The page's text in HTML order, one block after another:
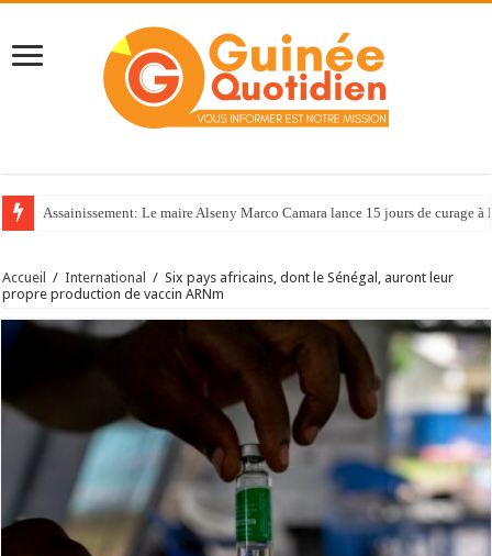
Assainissement: Le maire Alseny Marco Camara lance 15 jours de curage à
Accueil / International / Six pays africains, dont le Sénégal, auront leur
propre production de vaccin ARNm